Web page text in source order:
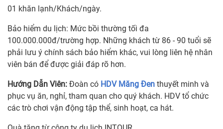
01 khăn lạnh/Khách/ngày.
Bảo hiểm du lịch: Mức bồi thường tối đa
100.000.000đ/trường hợp. Những khách từ 86 - 90 tuổi sẽ
phải lưu ý chính sách bảo hiểm khác, vui lòng liên hệ nhân
viên bán để được giải đáp rõ hơn.
Hướng Dẫn Viên: Đoàn có HDV Măng Đen thuyết minh và
phục vụ ăn, nghỉ, tham quan cho quý khách. HDV tổ chức
các trò chơi vận động tập thể, sinh hoạt, ca hát.